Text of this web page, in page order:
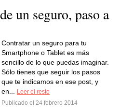
un seguro, paso a
Contratar un seguro para tu
Smartphone o Tablet es más
sencillo de lo que puedas imaginar.
Sólo tienes que seguir los pasos
que te indicamos en ese post, y
en...
Leer el resto
Publicado el 24 febrero 2014